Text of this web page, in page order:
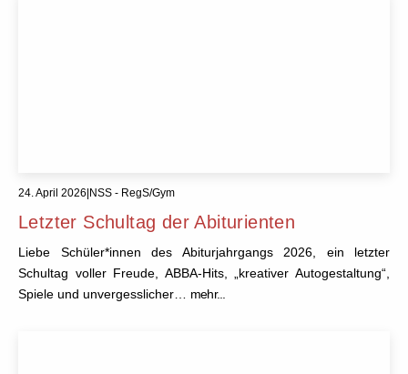
24. April 2026|NSS - RegS/Gym
Letzter Schultag der Abiturienten
Liebe Schüler*innen des Abiturjahrgangs 2026, ein letzter
Schultag voller Freude, ABBA-Hits, „kreativer Autogestaltung“,
Spiele und unvergesslicher… mehr...